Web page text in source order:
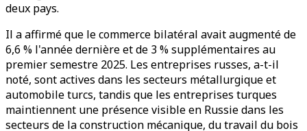
deux pays.
Il a affirmé que le commerce bilatéral avait augmenté de
6,6 % l'année dernière et de 3 % supplémentaires au
premier semestre 2025. Les entreprises russes, a-t-il
noté, sont actives dans les secteurs métallurgique et
automobile turcs, tandis que les entreprises turques
maintiennent une présence visible en Russie dans les
secteurs de la construction mécanique, du travail du bois